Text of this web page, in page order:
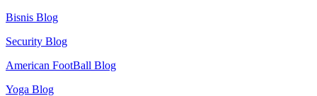
Bisnis Blog
Security Blog
American FootBall Blog
Yoga Blog